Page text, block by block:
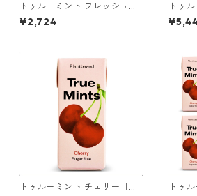
トゥルーミント フレッシュミ
ント［プラントベース パステ
ィーユ］ 6個
¥2,724
トゥ
ント［
ィーユ
トゥルーミント チェリー［プ
トゥ